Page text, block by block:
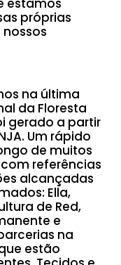
estamos
próprias
na última
da Floresta
gerado a partir
Um rápido
de muitos
referências
alcançadas
Ella,
de Red,
e
na
estão